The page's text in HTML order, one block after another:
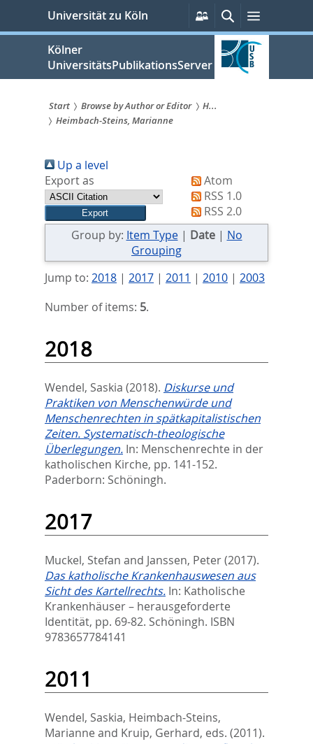
springen
Universität zu Köln
Persönliche
Services
SucheMenü
Kölner
UniversitätsPublikationsServer
Sie
sind
hier:
Start Browse by Author or Editor
H...
Heimbach-Steins, Marianne
Up a level
Export as
Atom
RSS 1.0
RSS 2.0
Group by: Item Type| Date| No
Grouping
Jump to: 2018| 2017| 2011 | 2010| 2003
Number of items: 5.
2018
Wendel, Saskia (2018). Diskurse und
Praktiken von Menschenwürde und
Menschenrechten in spätkapitalistischen
Zeiten. Systematisch-theologische
Überlegungen. In: Menschenrechte in der
katholischen Kirche, pp. 141-152.
Paderborn: Schöningh.
2017
Muckel, Stefan and Janssen, Peter(2017).
Das katholische Krankenhauswesen aus
Sicht des Kartellrechts. In: Katholische
Krankenhäuser – herausgeforderte
Identität, pp. 69-82. Schöningh. ISBN
9783657784141
2011
Wendel, Saskia, Heimbach-Steins,
Marianne and Kruip, Gerhard, eds. (2011).